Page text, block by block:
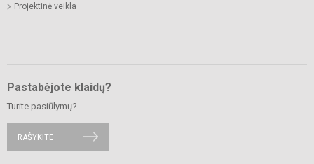
Projektinė veikla
Pastabėjote klaidų?
Turite pasiūlymų?
RAŠYKITE